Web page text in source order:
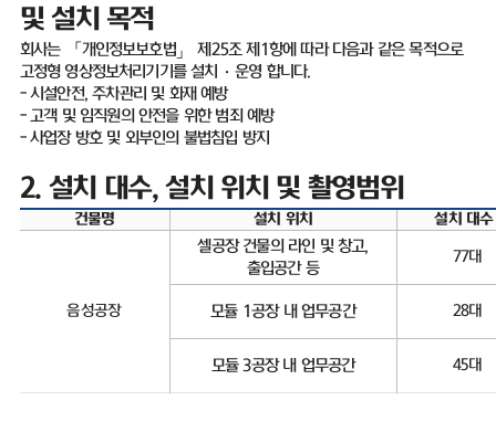
및 설치 목적
회사는 「개인정보보호법」 제 25조 제 1항에 따라 다음과 같은 목적으로
고정형 영상정보처리기기를 설치
· 운영 합니다.
-시설안전,주차관리 및 화재 예방
-고객 및 임직원의 안전을 위한 범죄 예방
-사업장 방호 및 외부인의 불법침입 방지
2. 설치 대수,설치 위치 및 촬영범위
건물명 설치 위치 설치 대수
음성공장
셀공장 건물의 라인 및 창고,
출입공간 등
77대
모듈 1공장 내 업무공간 28대
모듈3공장 내 업무공간 45대